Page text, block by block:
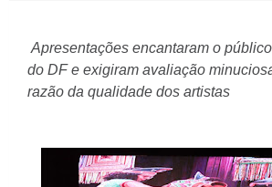
Apresentações encantaram o
do DF e exigiram avaliação
razão da qualidade dos artistas